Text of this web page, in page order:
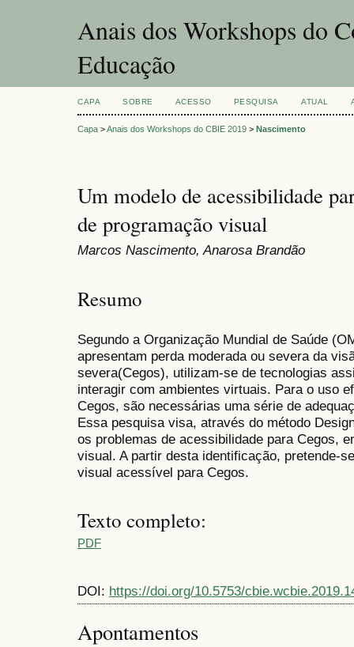
Anais dos Workshops do
Educação
CAPA SOBRE ACESSO PESQUISA ATUAL
Capa >Anais dos Workshops do CBIE 2019 > Nascimento
Um modelo de acessibilidade
de programação visual
Marcos Nascimento, Anarosa Brandão
Resumo
Segundo a Organização Mundial de Saúde
apresentam perda moderada ou severa da
severa(Cegos), utilizam-se de tecnologias
interagir com ambientes virtuais. Para o uso
Cegos, são necessárias uma série de
Essa pesquisa visa, através do método
os problemas de acessibilidade para Cegos,
visual. A partir desta identificação, pretende-
visual acessível para Cegos.
Texto completo:
PDF
DOI: https://doi.org/10.5753/
Apontamentos